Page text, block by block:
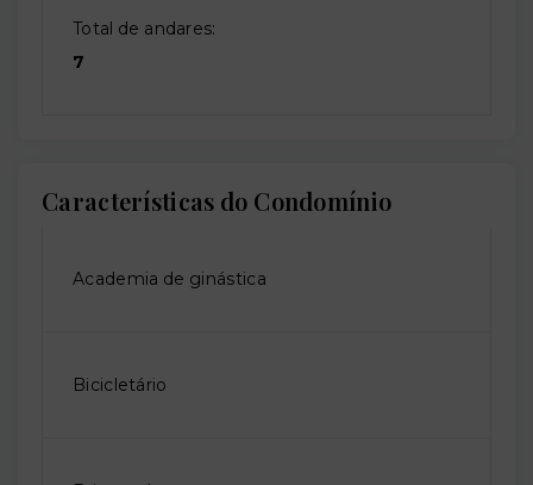
Total de andares:
7
Características do Condomínio
Academia de ginástica
Bicicletário